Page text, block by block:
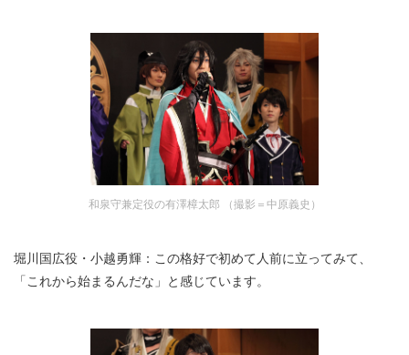
和泉守兼定役の有澤樟太郎 （撮影＝中原義史）
堀川国広役・小越勇輝：この格好で初めて人前に立ってみて、
「これから始まるんだな」と感じています。